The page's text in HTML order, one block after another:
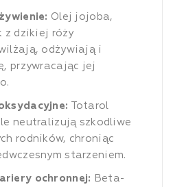
Olej jojoba,
z dzikiej róży
odżywiają i
przywracając jej
Totarol
neutralizują szkodliwe
rodników, chroniąc
starzeniem.
ochronnej:
Beta-